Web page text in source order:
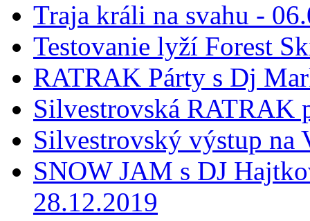
Traja králi na svahu -
Testovanie lyží Forest
RATRAK Párty s Dj
Silvestrovská RATRAK
Silvestrovský výstup na
SNOW JAM s DJ
28.12.2019